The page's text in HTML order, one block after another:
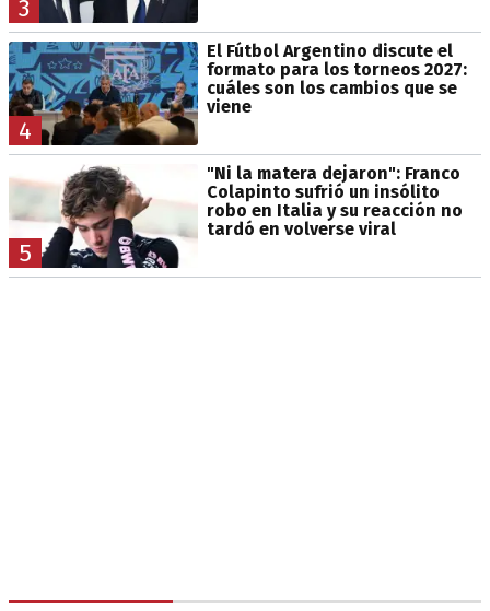
3
4
El Fútbol Argentino discute el
formato para los torneos 2027:
cuáles son los cambios que se
viene
5
"Ni la matera dejaron": Franco
Colapinto sufrió un insólito
robo en Italia y su reacción no
tardó en volverse viral